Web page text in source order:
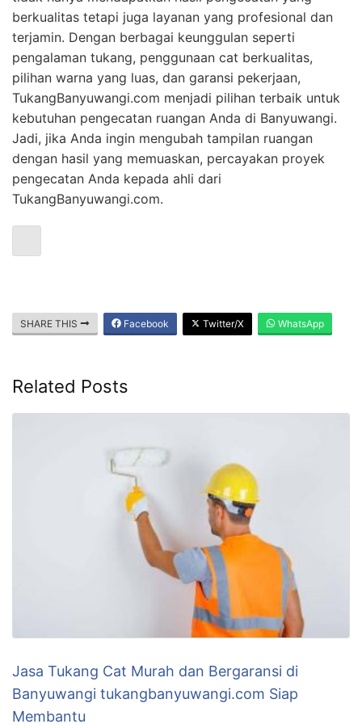
berkualitas tetapi juga layanan yang profesional dan
terjamin. Dengan berbagai keunggulan seperti
pengalaman tukang, penggunaan cat berkualitas,
pilihan warna yang luas, dan garansi pekerjaan,
TukangBanyuwangi.com menjadi pilihan terbaik untuk
kebutuhan pengecatan ruangan Anda di Banyuwangi.
Jadi, jika Anda ingin mengubah tampilan ruangan
dengan hasil yang memuaskan, percayakan proyek
pengecatan Anda kepada ahli dari
TukangBanyuwangi.com.
SHARE THIS Facebook Twitter/X WhatsApp
Related Posts
Jasa Tukang Cat Murah dan Bergaransi di
Banyuwangi tukangbanyuwangi.com Siap
Membantu